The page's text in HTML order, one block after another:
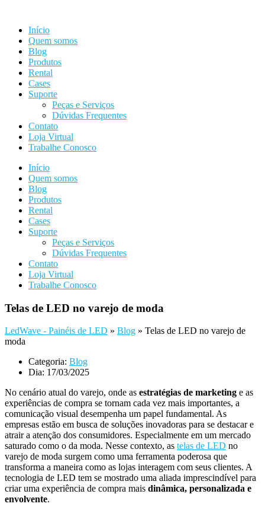
conteúdo
Início
Quem somos
Blog
Produtos
Rental
Cases
Suporte
Peças e Serviços
Dúvidas Frequentes
Contato
Loja Virtual
Trabalhe Conosco
Início
Quem somos
Blog
Produtos
Rental
Cases
Suporte
Peças e Serviços
Dúvidas Frequentes
Contato
Loja Virtual
Trabalhe Conosco
Telas de LED no varejo de moda
LedWave - Painéis de LED » Blog » Telas de LED no varejo de
moda
Categoria: Blog
Dia: 17/03/2025
No cenário atual do varejo, onde as estratégias de marketing e as
experiências de compra se tornam cada vez mais importantes, a
comunicação visual desempenha um papel fundamental. As
empresas estão em busca de soluções inovadoras para se destacar e
atrair a atenção dos consumidores. Especialmente em um mercado
saturado como o da moda. Nesse contexto, as telas de LED no
varejo de moda surgem como uma ferramenta poderosa que
transforma a maneira como as lojas interagem com seus clientes. A
tecnologia de LED tem se mostrado uma aliada imprescindível para
criar uma experiência de compra mais dinâmica, personalizada e
envolvente.